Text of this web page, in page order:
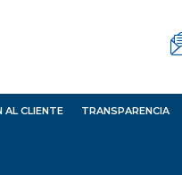
AL CLIENTE TRANSPARENCIA